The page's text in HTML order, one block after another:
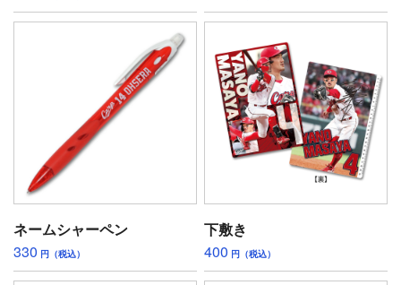
ネームシャーペン
330 円（税込）
下敷き
400 円（税込）